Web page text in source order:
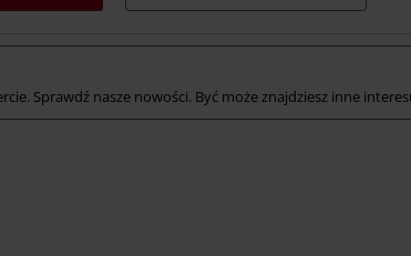
Alternatywna.
Sprawdź nasze nowości. Być może znajdziesz inne